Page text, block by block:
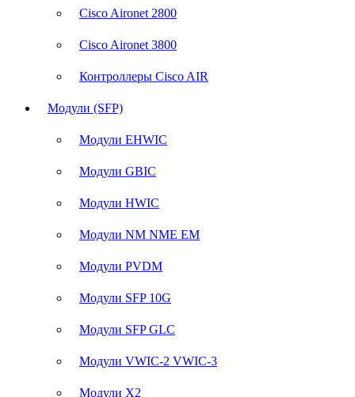
Cisco Aironet 2800
Cisco Aironet 3800
Контроллеры Cisco AIR
Модули (SFP)
Модули EHWIC
Модули GBIC
Модули HWIC
Модули NM NME EM
Модули PVDM
Модули SFP 10G
Модули SFP GLC
Модули VWIC-2 VWIC-3
Модули X2